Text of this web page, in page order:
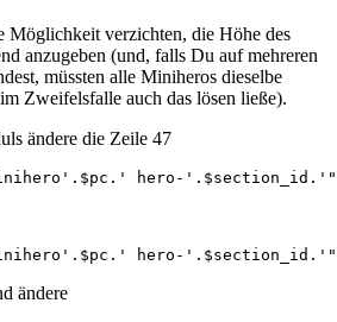
Möglichkeit verzichten, die Höhe des
anzugeben (und, falls Du auf mehreren
müssten alle Miniheros dieselbe
Zweifelsfalle auch das lösen ließe).
ändere die Zeile 47
hero-
hero-
ändere